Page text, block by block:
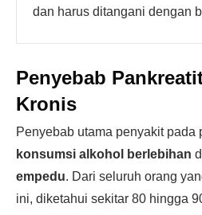
dan harus ditangani dengan
Penyebab
Kronis
Penyebab utama penyakit pada
konsumsi alkohol berlebihan
empedu. Dari seluruh orang
ini, diketahui sekitar 80 hingga